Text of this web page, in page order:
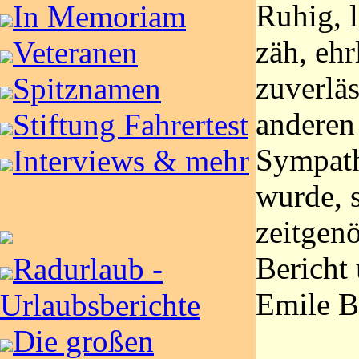
In Memoriam
Veteranen
Spitznamen
Stiftung Fahrertest
Interviews & mehr
Radurlaub -
Urlaubsberichte
Die großen
Ruhig,
zäh,
wurde,
Bericht
Emile